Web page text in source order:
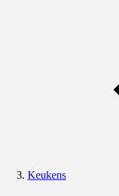
Keukens